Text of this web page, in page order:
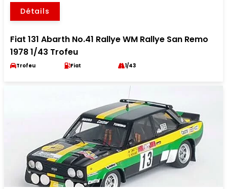
Détails
Fiat 131 Abarth No.41 Rallye WM Rallye San Remo
1978 1/43 Trofeu
Trofeu Fiat 1/43